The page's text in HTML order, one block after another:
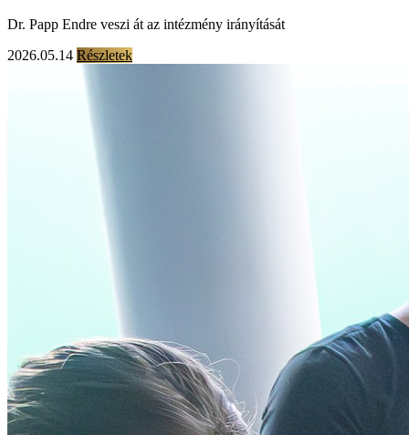
Dr. Papp Endre veszi át az intézmény irányítását
2026.05.14 Részletek